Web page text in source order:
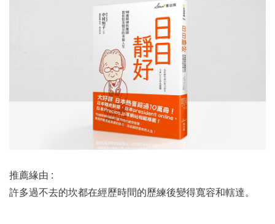
推薦緣由 :
許多過不去的坎都在經歷時間的歷練後變得寬容和轄達。